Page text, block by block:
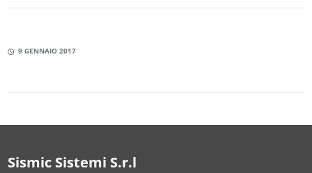
9 GENNAIO 2017
Sismic Sistemi S.r.l